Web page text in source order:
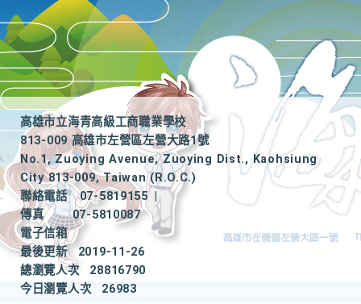
高雄市立海青高級工商職業學校
813-009 高雄市左營區左營大路1號
No.1, Zuoying Avenue, Zuoying Dist., Kaohsiung
City 813-009, Taiwan (R.O.C.)
聯絡電話
07-5819155
|
傳真
07-5810087
電子信箱
最後更新
2019-11-26
總瀏覽人次
28816790
今日瀏覽人次
26983